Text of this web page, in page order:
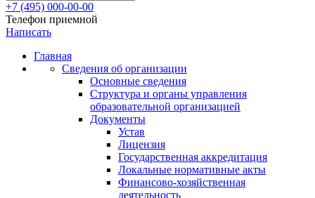
+7 (495) 000-00-00
Телефон приемной
Написать
Главная
Сведения об организации
Основные сведения
Структура и органы управления
образовательной организацией
Документы
Устав
Лицензия
Государственная аккредитация
Локальные нормативные акты
Финансово-хозяйственная
деятельность